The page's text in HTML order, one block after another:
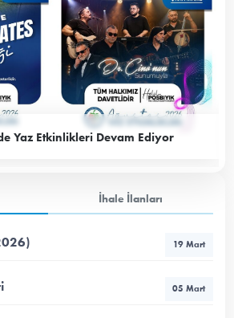
Yaz Etkinlikleri Devam Ediyor
İhale İlanları
19 Mart
05 Mart